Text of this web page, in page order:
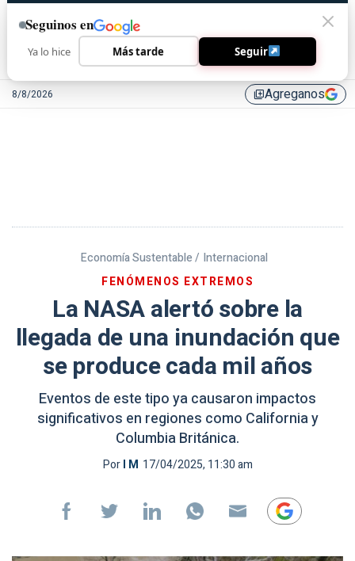
8/8/2026 library_addAgreganos
Economía Sustentable / Internacional
FENÓMENOS EXTREMOS
La NASA alertó sobre la
llegada de una inundación que
se produce cada mil años
Eventos de este tipo ya causaron impactos
significativos en regiones como California y
Columbia Británica.
PorI M 17/04/2025, 11:30 am
Seguinos en
Ya lo hice Más tarde Seguir